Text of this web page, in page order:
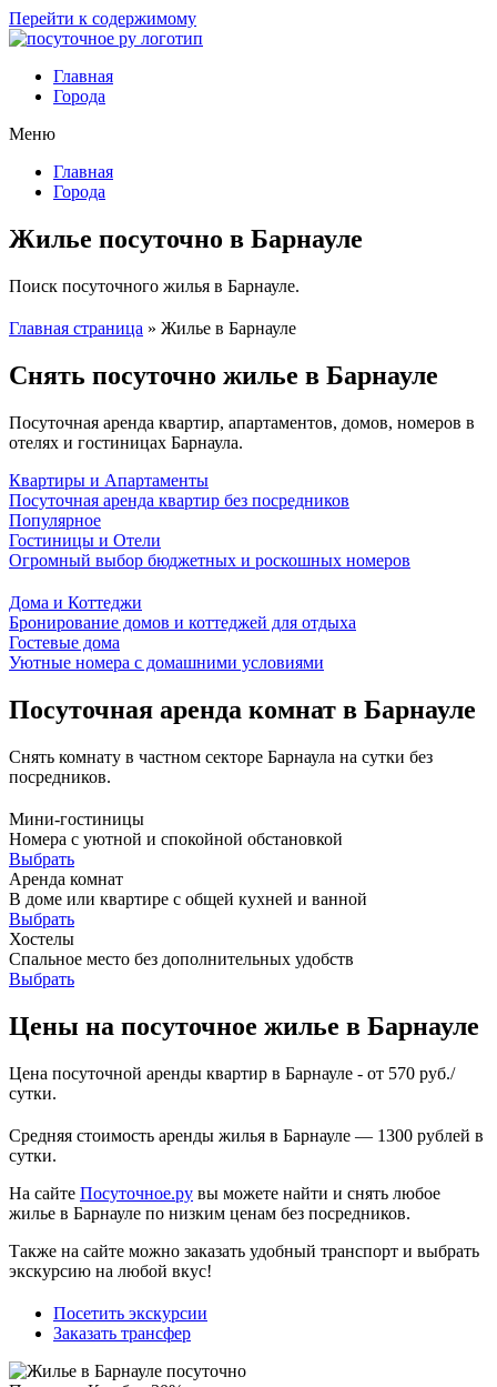
Перейти к содержимому
Главная
Города
Меню
Главная
Города
Жилье посуточно в Барнауле
Поиск посуточного жилья в Барнауле.
Главная страница » Жилье в Барнауле
Снять посуточно жилье в Барнауле
Посуточная аренда квартир, апартаментов, домов, номеров в
отелях и гостиницах Барнаула.
Квартиры и Апартаменты
Посуточная аренда квартир без посредников
Популярное
Гостиницы и Отели
Огромный выбор бюджетных и роскошных номеров
Дома и Коттеджи
Бронирование домов и коттеджей для отдыха
Гостевые дома
Уютные номера с домашними условиями
Посуточная аренда комнат в Барнауле
Снять комнату в частном секторе Барнаула на сутки без
посредников.
Мини-гостиницы
Номера с уютной и спокойной обстановкой
Выбрать
Аренда комнат
В доме или квартире с общей кухней и ванной
Выбрать
Хостелы
Спальное место без дополнительных удобств
Выбрать
Цены на посуточное жилье в Барнауле
Цена посуточной аренды квартир в Барнауле - от 570 руб./
сутки.
Средняя стоимость аренды жилья в Барнауле — 1300 рублей в
сутки.
На сайте Посуточное.ру вы можете найти и снять любое
жилье в Барнауле по низким ценам без посредников.
Также на сайте можно заказать удобный транспорт и выбрать
экскурсию на любой вкус!
Посетить экскурсии
Заказать трансфер